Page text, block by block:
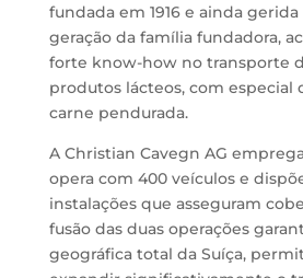
fundada em 1916 e ainda
geração da família fundadora,
forte know-how no transporte
produtos lácteos, com especial
carne pendurada.
A Christian Cavegn AG
opera com 400 veículos e
instalações que asseguram
fusão das duas operações
geográfica total da Suíça,